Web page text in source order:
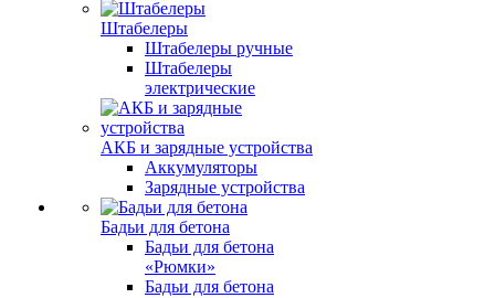
Штабелеры
Штабелеры ручные
Штабелеры
электрические
АКБ и зарядные устройства
Аккумуляторы
Зарядные устройства
Бадьи для бетона
Бадьи для бетона
«Рюмки»
Бадьи для бетона